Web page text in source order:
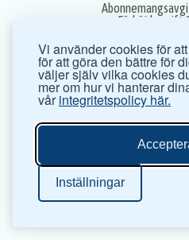
Vi använder cookies för
för att göra den bättre för
väljer själv vilka cookies
mer om hur vi hanterar
vår integritetspolicy här.
Inställningar
Förhöjd avgift: